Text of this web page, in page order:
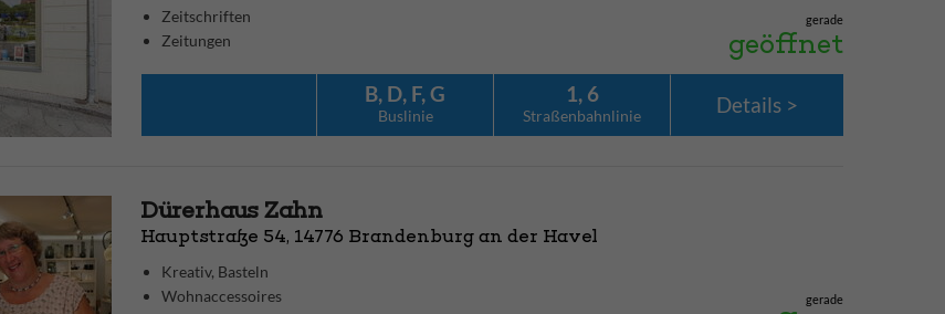
Zeitschriften
Zeitungen
gerade
geöffnet
B, D, F, G
Bus­linie
1, 6
Straßenbahn­linie Details
Dürerhaus Zahn
Hauptstraße 54, 14776 Brandenburg an der Havel
Kreativ, Basteln
Wohnaccessoires
gerade